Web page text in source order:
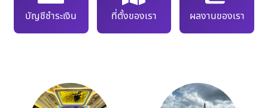
บัญชีชำระเงิน ที่ตั้งของเรา ผลงานของเรา